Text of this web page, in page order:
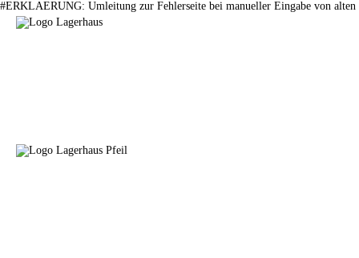
#ERKLAERUNG: Umleitung zur Fehlerseite bei manueller Eingabe von alten